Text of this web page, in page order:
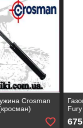
Crosman
675